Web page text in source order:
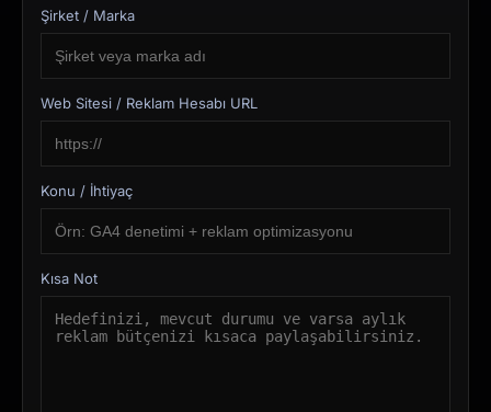
Şirket / Marka
Web Sitesi / Reklam Hesabı URL
Konu / İhtiyaç
Kısa Not